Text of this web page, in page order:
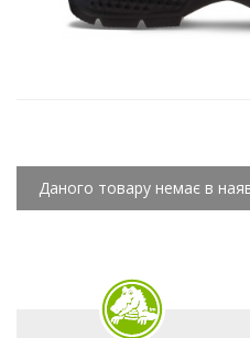
Даного товару немає в